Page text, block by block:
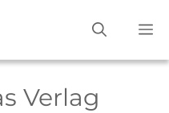
Verlag